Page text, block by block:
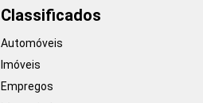
Classificados
Automóveis
Imóveis
Empregos